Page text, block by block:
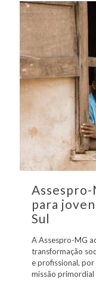
para
Sul
A Assespro-MG
transformação
e profissional, por
missão primordial